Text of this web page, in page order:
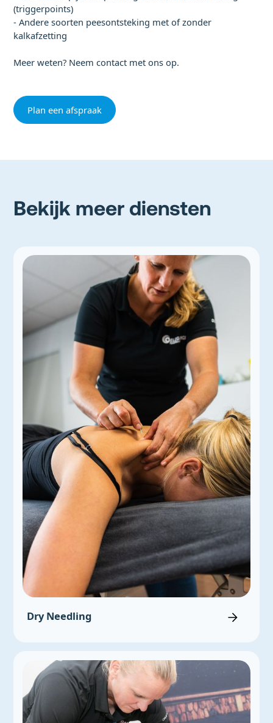
(triggerpoints)
- Andere soorten peesontsteking met of zonder
kalkafzetting
Meer weten? Neemcontact met ons op.
Plan een afspraak
Bekijk meer diensten
Dry Needling